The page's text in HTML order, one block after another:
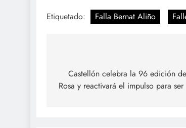
Etiquetado: Falla Bernat Aliño
de
entradas
Castellón celebra la 96 edición
Rosa y reactivará el impulso para